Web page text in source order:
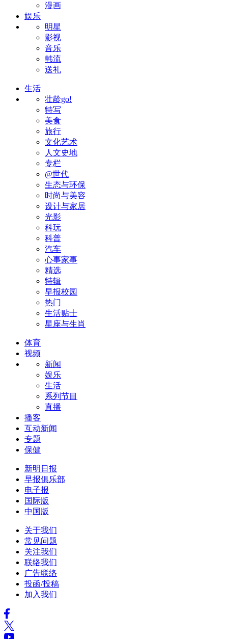
漫画
娱乐
明星
影视
音乐
韩流
送礼
生活
壮龄go!
特写
美食
旅行
文化艺术
人文史地
专栏
@世代
生态与环保
时尚与美容
设计与家居
光影
科玩
科普
汽车
心事家事
精选
特辑
早报校园
热门
生活贴士
星座与生肖
体育
视频
新闻
娱乐
生活
系列节目
直播
播客
互动新闻
专题
保健
新明日报
早报俱乐部
电子报
国际版
中国版
关于我们
常见问题
关注我们
联络我们
广告联络
投函/投稿
加入我们